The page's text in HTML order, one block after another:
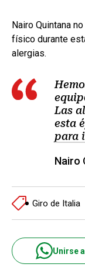
Nairo Quintana
físico durante
alergias.
Las
esta
para
Nairo
Giro de Italia
Unirse